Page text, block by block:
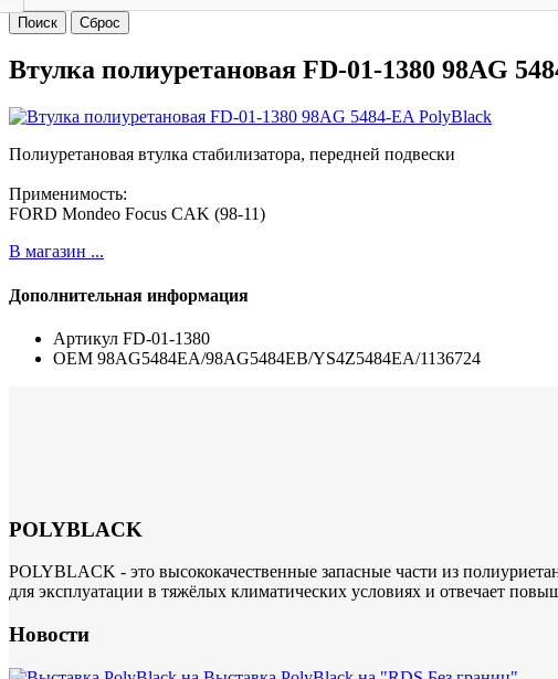
Втулка полиуретановая FD-01-1380 98AG
Полиуретановая втулка стабилизатора, передней подвески
Применимость:
FORD Mondeo Focus CAK (98-11)
В магазин ...
Дополнительная информация
Артикул FD-01-1380
ОЕМ 98AG5484EA/98AG5484EB/YS4Z5484EA/1136724
POLYBLACK
POLYBLACK - это высококачественные запасные части из
для эксплуатации в тяжёлых климатических условиях и отвечает
Новости